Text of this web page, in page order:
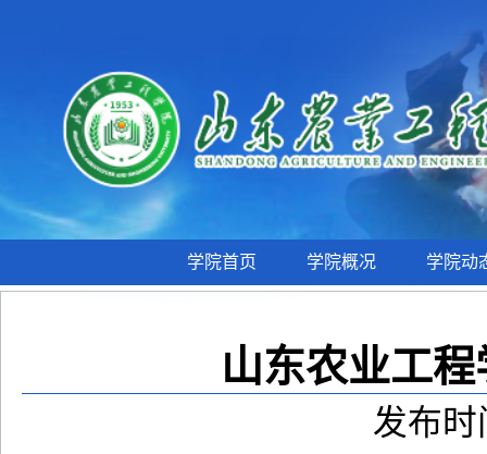
学院首页 学院概况 学院动
山东农业工
发布